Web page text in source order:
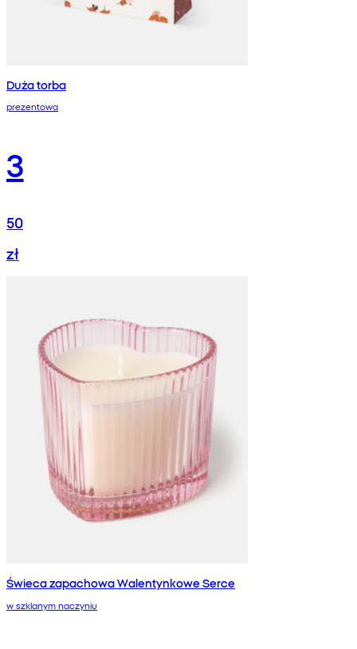
Duża torba
prezentowa
3
50
zł
Świeca zapachowa Walentynkowe Serce
w szklanym naczyniu